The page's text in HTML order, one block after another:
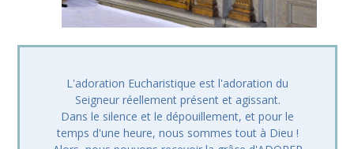
L'adoration Eucharistique est l'adoration du
Seigneur réellement présent et agissant.
Dans le silence et le dépouillement, et pour le
temps d'une heure, nous sommes tout à Dieu !